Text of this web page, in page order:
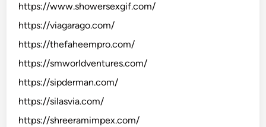
https://www.showersexgif.com/
https://viagarago.com/
https://thefaheempro.com/
https://smworldventures.com/
https://sipderman.com/
https://silasvia.com/
https://shreeramimpex.com/